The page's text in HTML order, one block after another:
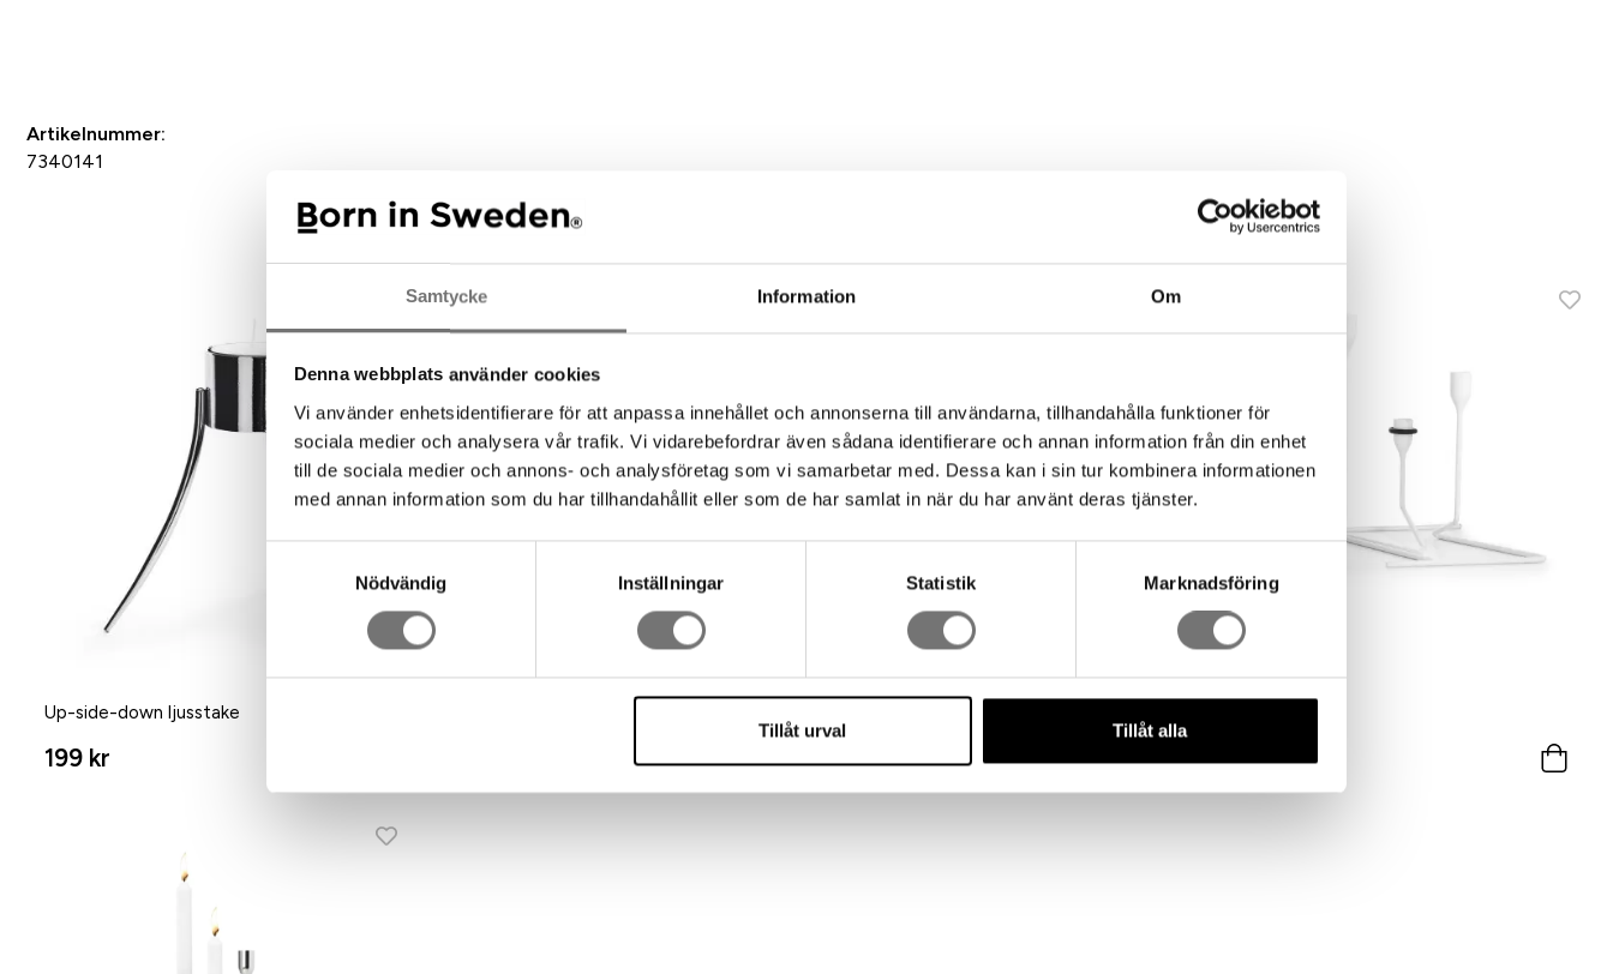
Samtycke Information Om
Denna webbplats använder cookies
Vi använder enhetsidentifierare för att anpassa innehållet och annonserna till användarna, tillhandahålla funktioner för
sociala medier och analysera vår trafik. Vi vidarebefordrar även sådana identifierare och annan information från din enhet
till de sociala medier och annons- och analysföretag som vi samarbetar med. Dessa kan i sin tur kombinera informationen
med annan information som du har tillhandahållit eller som de har samlat in när du har använt deras tjänster.
Nödvändig
Inställningar Statistik Marknadsföring
Tillåt urval Tillåt alla
Artikelnummer:
7340141
Rekommenderade tillbehör till denna produkt
Up-side-down ljusstake
199 kr 720 kr 899 kr 599 kr